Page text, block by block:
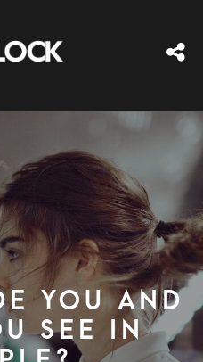
you and
see in